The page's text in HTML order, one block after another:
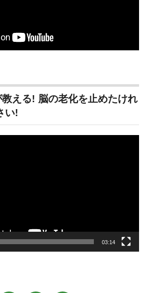
える! 脳の老化を止めたけれ
い!
03:14